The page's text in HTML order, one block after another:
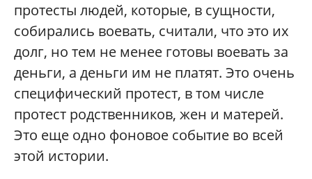
протесты людей, которые, в сущности,
собирались воевать, считали, что это их
долг, но тем не менее готовы воевать за
деньги, а деньги им не платят. Это очень
специфический протест, в том числе
протест родственников, жен и матерей.
Это еще одно фоновое событие во всей
этой истории.